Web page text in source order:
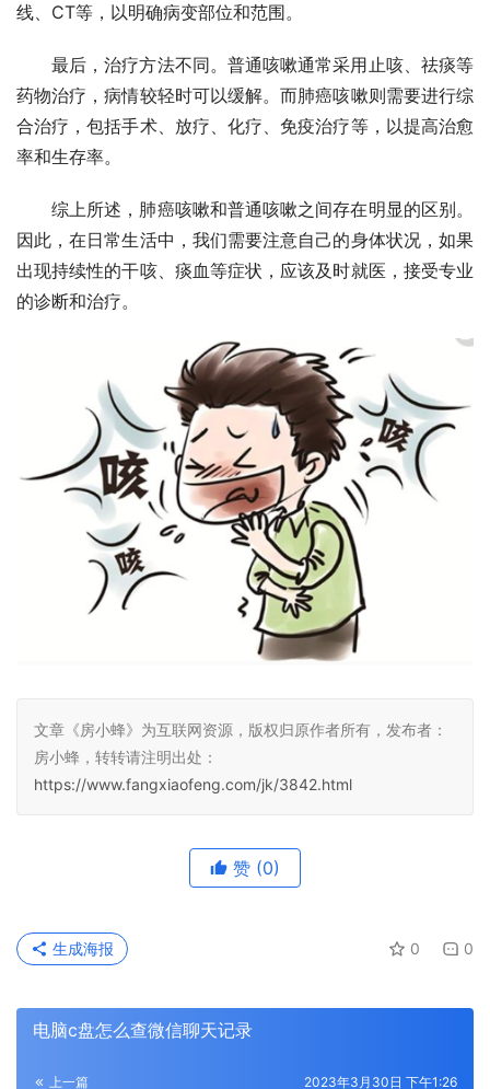
线、CT等，以明确病变部位和范围。
最后，治疗方法不同。普通咳嗽通常采用止咳、祛痰等
药物治疗，病情较轻时可以缓解。而肺癌咳嗽则需要进行综
合治疗，包括手术、放疗、化疗、免疫治疗等，以提高治愈
率和生存率。
综上所述，肺癌咳嗽和普通咳嗽之间存在明显的区别。
因此，在日常生活中，我们需要注意自己的身体状况，如果
出现持续性的干咳、痰血等症状，应该及时就医，接受专业
的诊断和治疗。
文章《房小蜂》为互联网资源，版权归原作者所有，发布者：
房小蜂，转转请注明出处：
https://www.fangxiaofeng.com/jk/3842.html
赞 (0)
0 0
生成海报
电脑c盘怎么查微信聊天记录
上一篇 2023年3月30日 下午1:26